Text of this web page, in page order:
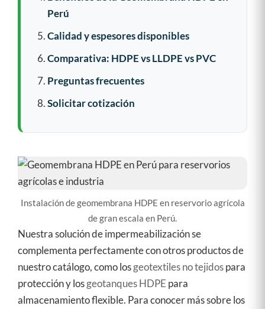
Perú
Calidad y espesores disponibles
Comparativa: HDPE vs LLDPE vs PVC
Preguntas frecuentes
Solicitar cotización
Instalación de geomembrana HDPE en reservorio agrícola
de gran escala en Perú.
Nuestra solución de impermeabilización se
complementa perfectamente con otros productos de
nuestro catálogo, como losgeotextiles no tejidospara
protección y losgeotanques HDPE para
almacenamiento flexible. Para conocer más sobre los